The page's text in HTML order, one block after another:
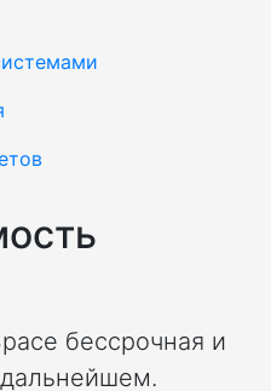
бессрочная и